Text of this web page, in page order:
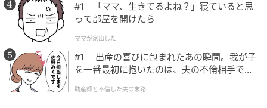
#1 「ママ、生きてるよね？」寝ていると思
って部屋を開けたら
ママが家出した
#1 出産の喜びに包まれたあの瞬間。我が子
を一番最初に抱いたのは、夫の不倫相手でし
助産師と不倫した夫の末路